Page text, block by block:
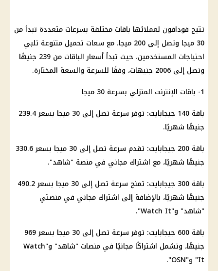
تتيح فودافون لعملائها باقات مختلفة بسرعات متعددة تبدأ من
30 ميجا وتصل إلى 200 ميجا، مع سعات تحميل متنوعة تلبي
احتياجات المستخدمين، حيث تبدأ أسعار الباقات من 239 جنيهًا
وتصل إلى 2006 جنيهات، وفقًا للسرعة والسعة المختارة.
1- باقات الإنترنت المنزلي بسرعة 30 ميجا
باقة 140 جيجابايت: توفر سرعة تصل إلى 30 ميجا بسعر 239.4
جنيهًا شهريًا.
باقة 200 جيجابايت: تقدم سرعة تصل إلى 30 ميجا بسعر 330.6
جنيهًا شهريًا، مع اشتراك مجاني في منصة "شاهد".
باقة 300 جيجابايت: تمنح سرعة تصل إلى 30 ميجا بسعر 490.2
جنيهًا شهريًا، بالإضافة إلى اشتراك مجاني في منصتي
"شاهد" و"Watch It".
باقة 600 جيجابايت: توفر سرعة تصل إلى 30 ميجا بسعر 969
جنيهًا، وتشمل اشتراكًا مجانيًا في منصات "شاهد" و"Watch
It" و"OSN".